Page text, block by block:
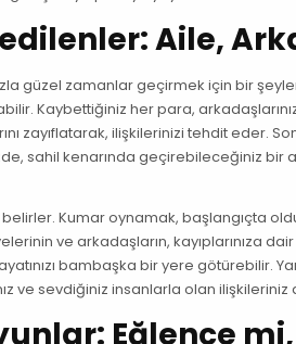
Aile,
güzel zamanlar geçirmek için bir
Kaybettiğiniz her para,
zayıflatarak, ilişkilerinizi tehdit eder.
sahil kenarında geçirebileceğiniz bir
Kumar oynamak, başlangıçta
ve arkadaşların, kayıplarınıza
bambaşka bir yere götürebilir.
ve sevdiğiniz insanlarla olan
Eğlence mi,